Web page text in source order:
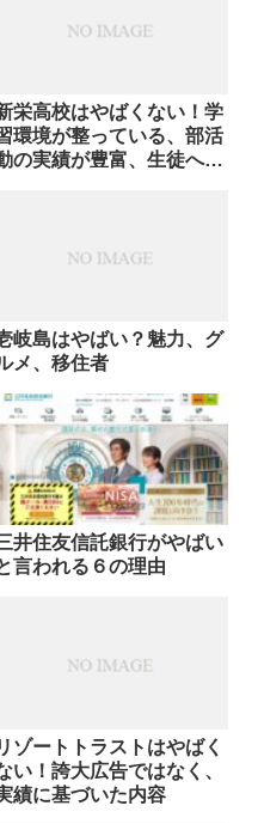
栄高校はやばくない！学
環境が整っている、部活
の実績が豊富、生徒への
岐島はやばい？魅力、グ
メ、移住者
井住友信託銀行がやばい
言われる６の理由
ゾートトラストはやばく
い！誇大広告ではなく、
績に基づいた内容